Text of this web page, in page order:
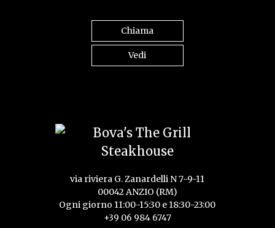
Chiama
Vedi
via riviera G. Zanardelli N 7-9-11
00042 ANZIO (RM)
Ogni giorno 11:00-15:30 e 18:30-23:00
+39 06 984 6747